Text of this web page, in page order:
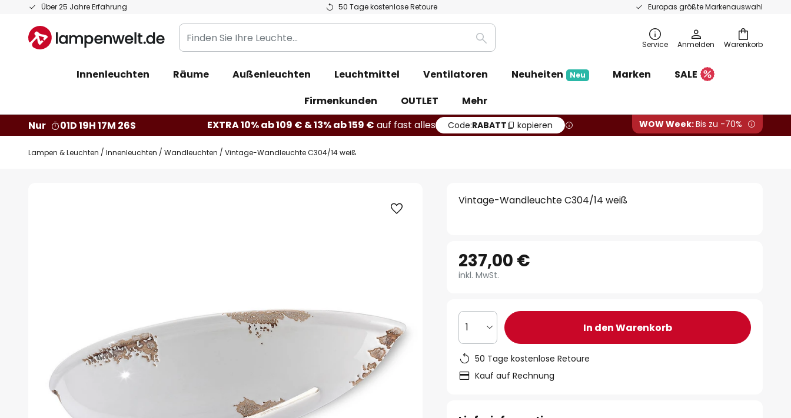
Über 25 Jahre Erfahrung 50 Tage kostenlose Retoure Europas größte Markenauswahl
Zum
springen
Warenkorb
Finden
Sie
Leuchte...
Suche Service Anmelden
Innenleuchten Räume Außenleuchten Leuchtmittel Ventilatoren Neuheiten Neu Marken
SALE
Firmenkunden
OUTLET
Mehr
Nur
01D 19H 17M 26S EXTRA 10% ab 109 € & 13% ab 159 € auf fast alles Code:RABATT kopieren WOW Week:Bis zu -70%
Lampen & Leuchten Innenleuchten Wandleuchten Vintage-Wandleuchte C304/14 weiß
Vintage-Wandleuchte C304/14 weiß
237,00 €
inkl. MwSt.
1 In den Warenkorb
50 Tage kostenlose Retoure
Kauf auf Rechnung